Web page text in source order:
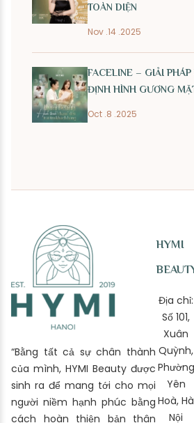
TOÀN DIỆN
Nov .14 .2025
FACELINE – GIẢI PHÁP
ĐỊNH HÌNH GƯƠNG
Oct .8 .2025
“Bằng tất cả sự chân thành
của mình, HYMI Beauty được
sinh ra để mang tới cho mọi
người niềm hạnh phúc bằng
cách hoàn thiện bản thân
HYMI
Địa chỉ:
Số 101,
Xuân
Quỳnh,
Phường
Yên
Hoà, Hà
Nội